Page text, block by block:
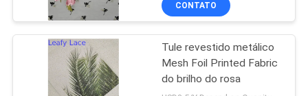
PRIVACIDADE
guarnição do laço
do poliéster
14
CONTATO
Tule revestido metálico
Mesh Foil Printed Fabric
do brilho do rosa